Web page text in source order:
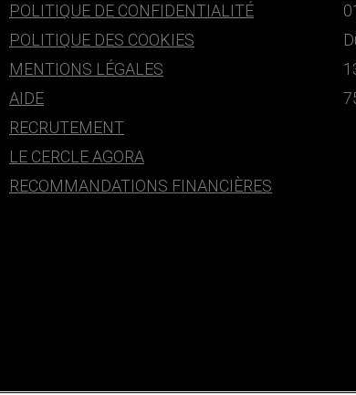
POLITIQUE DE CONFIDENTIALITÉ
POLITIQUE DES COOKIES
MENTIONS LÉGALES
AIDE
RECRUTEMENT
LE CERCLE AGORA
RECOMMANDATIONS FINANCIÈRES